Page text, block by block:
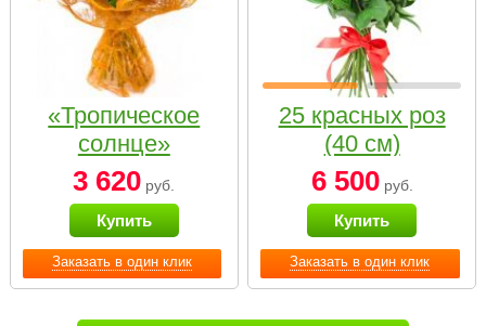
Заказать в один клик
«Тропическое
солнце»
3 620 руб.
Купить
Заказать в один клик
25 красных роз
(40 см)
6 500руб.
Купить